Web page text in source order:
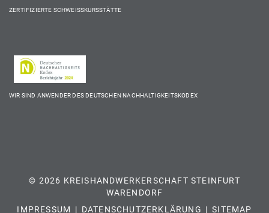
ZERTIFIZIERTE SCHWEISSKURSSTÄTTE
WIR SIND ANWENDER DES DEUTSCHEN NACHHALTIGKEITSKODEX
© 2026 KREISHANDWERKERSCHAFT STEINFURT
WARENDORF
IMPRESSUM
DATENSCHUTZERKLÄRUNG SITEMAP